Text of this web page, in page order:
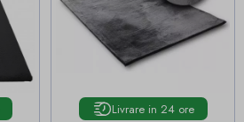
Livrare in 24 ore